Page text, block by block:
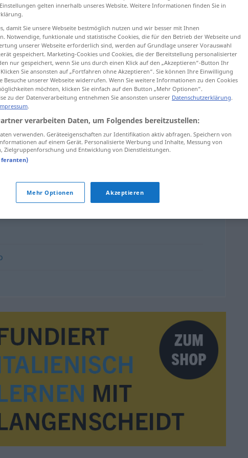
fregiodecorazione
gelten innerhalb unseres Website. Weitere Informationen finden Sie in
damit Sie unsere Webseite bestmöglich nutzen und wir besser mit Ihnen
Notwendige, funktionale und statistische Cookies, die für den Betrieb der Webseite und
unserer Webseite erforderlich sind, werden auf Grundlage unserer Vorauswahl
gespeichert. Marketing-Cookies und Cookies, die der Bereitstellung personalisierter
nur gespeichert, wenn Sie uns durch einen Klick auf den „Akzeptieren“-Button Ihr
Sie ansonsten auf „Fortfahren ohne Akzeptieren“. Sie können Ihre Einwilligung
Besuche unserer Webseite widerrufen. Wenn Sie weitere Informationen zu den Cookies
möchten, klicken Sie einfach auf den Button „Mehr Optionen“.
zu der Datenverarbeitung entnehmen Sie ansonsten unserer Datenschutzerklärung.
.
verarbeiten Daten, um Folgendes bereitzustellen:
verwenden. Geräteeigenschaften zur Identifikation aktiv abfragen. Speichern von
auf einem Gerät. Personalisierte Werbung und Inhalte, Messung von
Zielgruppenforschung und Entwicklung von Dienstleistungen.
Mehr Optionen Akzeptieren